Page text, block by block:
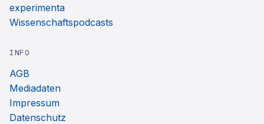
experimenta
Wissenschaftspodcasts
INFO
AGB
Mediadaten
Impressum
Datenschutz